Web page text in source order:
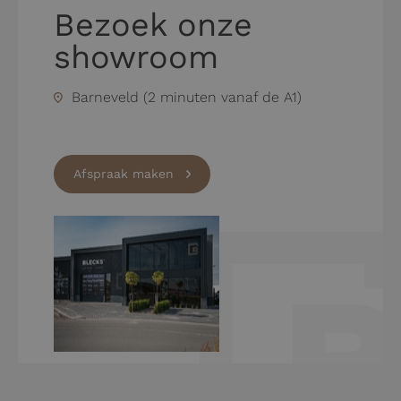
Bezoek onze
showroom
Barneveld (2 minuten vanaf de A1)
Afspraak maken